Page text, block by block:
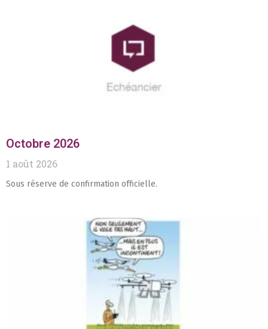
Octobre 2026
1 août 2026
Sous réserve de confirmation officielle.